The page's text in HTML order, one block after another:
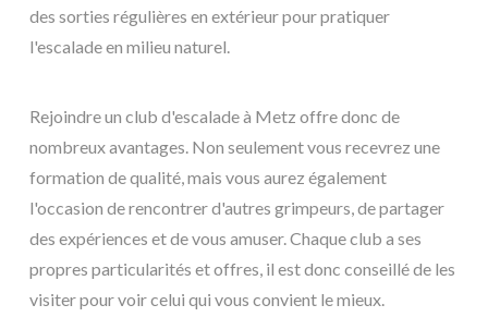
des sorties régulières en extérieur pour pratiquer
l'escalade en milieu naturel.
Rejoindre un club d'escalade à Metz offre donc de
nombreux avantages. Non seulement vous recevrez une
formation de qualité, mais vous aurez également
l'occasion de rencontrer d'autres grimpeurs, de partager
des expériences et de vous amuser. Chaque club a ses
propres particularités et offres, il est donc conseillé de les
visiter pour voir celui qui vous convient le mieux.